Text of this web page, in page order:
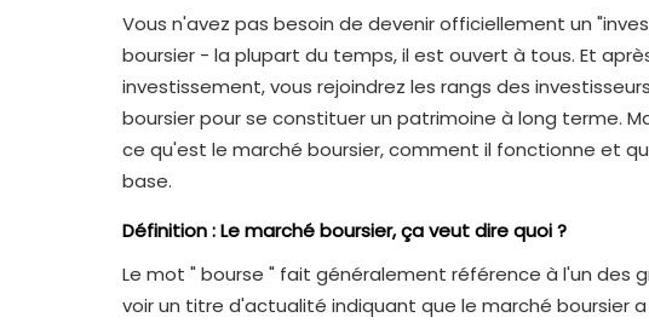
Vous n'avez pas besoin de devenir officiellement un
boursier - la plupart du temps, il est ouvert à tous. Et
investissement, vous rejoindrez les rangs des
boursier pour se constituer un patrimoine à long terme.
ce qu'est le marché boursier, comment il fonctionne et
base.
Définition : Le marché boursier, ça veut dire quoi ?
Le mot " bourse " fait généralement référence à l'un des
voir un titre d'actualité indiquant que le marché boursier